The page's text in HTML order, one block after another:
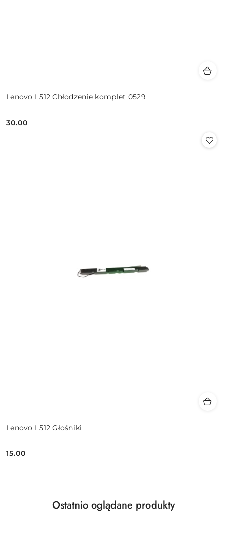
Lenovo L512 Chłodzenie komplet 0529
Cena:
30.00
Lenovo L512 Głośniki
Cena:
15.00
Pomiń karuzelę produktów
Produkty
Ostatnio oglądane produkty